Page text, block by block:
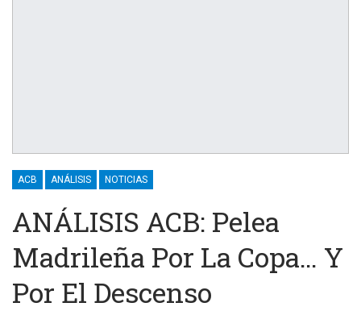
ACB ANÁLISIS NOTICIAS
ANÁLISIS ACB: Pelea
Madrileña Por La Copa… Y
Por El Descenso